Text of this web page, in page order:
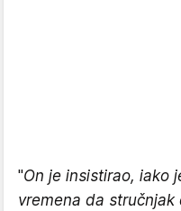
"On je insistirao, iako
vremena da